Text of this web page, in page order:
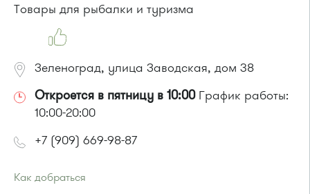
Товары для рыбалки и туризма
Зеленоград, улица Заводская, дом 38
Откроется в пятницу в 10:00График работы:
10:00-20:00
+7 (909) 669-98-87
Как добраться